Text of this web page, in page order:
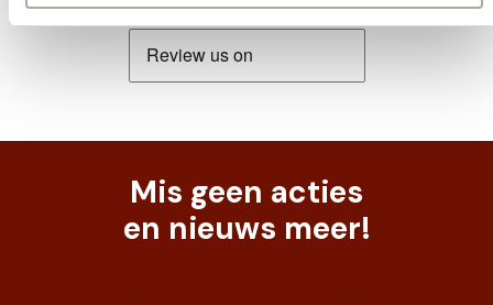
Mis geen acties
en nieuws meer!